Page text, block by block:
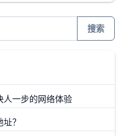
搜索
人一步的网络体验
？